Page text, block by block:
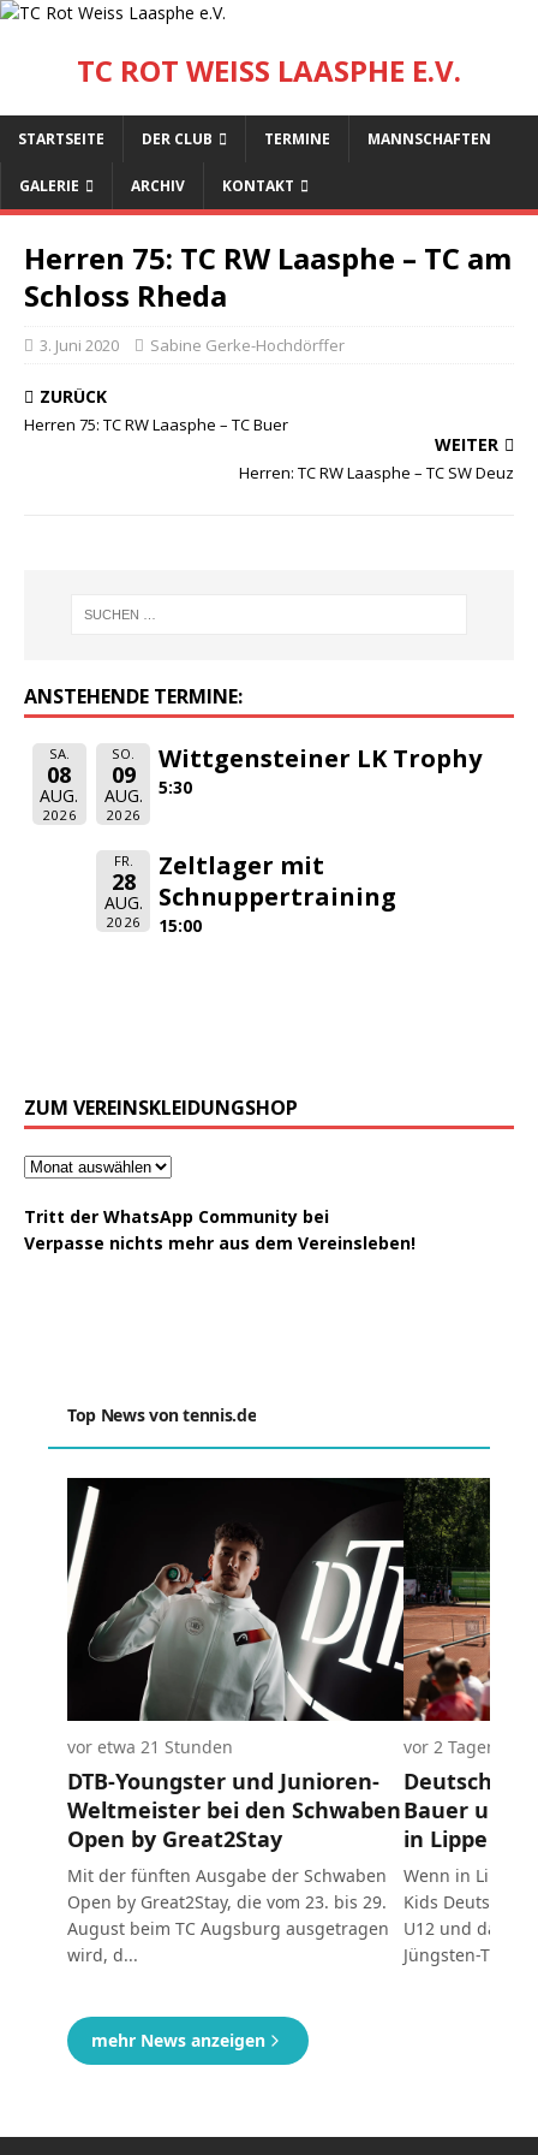
TC ROT WEISS LAASPHE E.V.
STARTSEITE DER CLUB TERMINE MANNSCHAFTEN
GALERIE ARCHIV KONTAKT
Herren 75: TC RW Laasphe – TC am
Schloss Rheda
3. Juni 2020 Sabine Gerke-Hochdörffer
ZURÜCK
Herren 75: TC RW Laasphe – TC Buer
WEITER
Herren: TC RW Laasphe – TC SW Deuz
ANSTEHENDE TERMINE:
SA.
08
AUG.
2026
SO.
09
AUG.
2026
Wittgensteiner LK Trophy
5:30
FR.
28
AUG.
2026
Zeltlager mit
Schnuppertraining
15:00
ZUM VEREINSKLEIDUNGSHOP
Tritt der WhatsApp Community bei
Verpasse nichts mehr aus dem Vereinsleben!